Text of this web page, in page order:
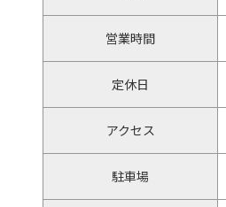
営業時間
定休日
アクセス
駐車場